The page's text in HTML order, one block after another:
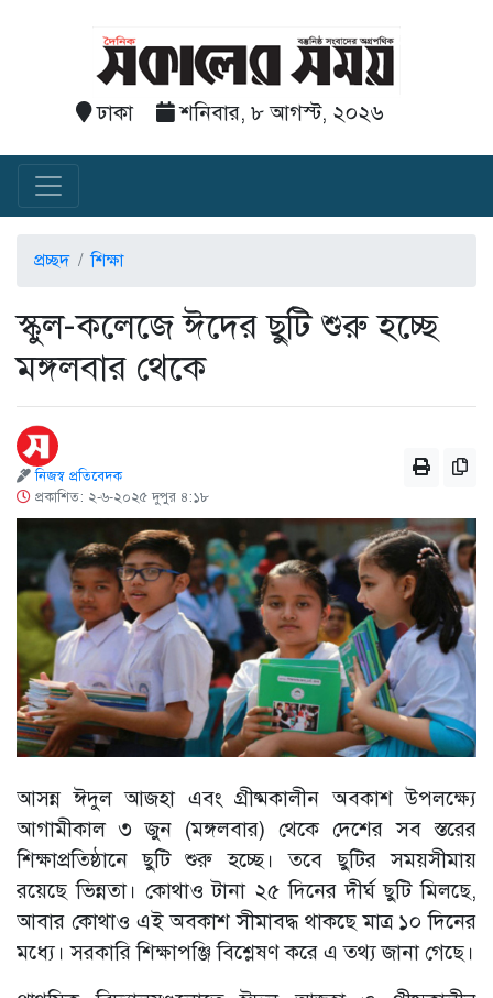
ঢাকা শনিবার, ৮ আগস্ট, ২০২৬
প্রচ্ছদ শিক্ষা
স্কুল-কলেজে ঈদের ছুটি শুরু হচ্ছে
মঙ্গলবার থেকে
নিজস্ব প্রতিবেদক
প্রকাশিত: ২-৬-২০২৫ দুপুর ৪:১৮
আসন্ন ঈদুল আজহা এবং গ্রীষ্মকালীন অবকাশ উপলক্ষ্যে
আগামীকাল ৩ জুন (মঙ্গলবার) থেকে দেশের সব স্তরের
শিক্ষাপ্রতিষ্ঠানে ছুটি শুরু হচ্ছে। তবে ছুটির সময়সীমায়
রয়েছে ভিন্নতা। কোথাও টানা ২৫ দিনের দীর্ঘ ছুটি মিলছে,
আবার কোথাও এই অবকাশ সীমাবদ্ধ থাকছে মাত্র ১০ দিনের
মধ্যে। সরকারি শিক্ষাপঞ্জি বিশ্লেষণ করে এ তথ্য জানা গেছে।